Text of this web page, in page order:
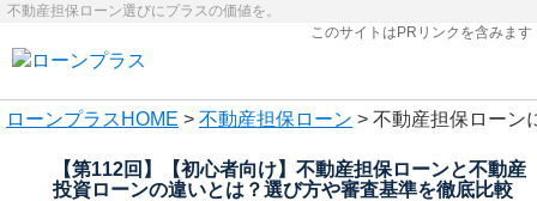
不動産担保ローン選びにプラスの価値を。
このサイトはPRリンクを含みます
ローンプラス HOME > 不動産担保ローン > 不動産担保ローン
【第112回】【初心者向け】不動産担保ローンと不動産
投資ローンの違いとは？選び方や審査基準を徹底比較